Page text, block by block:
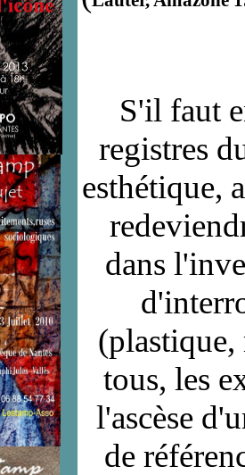
S'il faut
registres
esthétique,
dans
(plastique,
tous, les
l'ascèse
de